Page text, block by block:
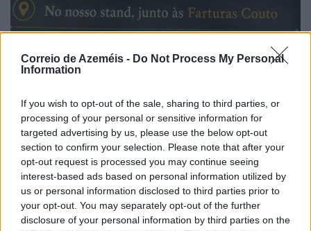
Correio de Azeméis - Do Not Process My Personal
Information
If you wish to opt-out of the sale, sharing to third parties, or
processing of your personal or sensitive information for
targeted advertising by us, please use the below opt-out
section to confirm your selection. Please note that after your
opt-out request is processed you may continue seeing
interest-based ads based on personal information utilized by
us or personal information disclosed to third parties prior to
your opt-out. You may separately opt-out of the further
disclosure of your personal information by third parties on the
Eduardo Costa autografa "Pecado no Orfanato" esta
tarde em La Salette > Receita reverte para órgão de
tubos da Igreja Matriz
10/08/2026